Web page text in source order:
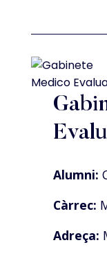
Alumni:
Càrrec:
Adreça: